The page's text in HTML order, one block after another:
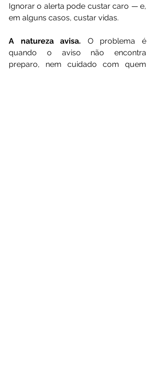
Ignorar o alerta pode custar caro — e,
em alguns casos, custar vidas.
A natureza avisa. O problema é
quando o aviso não encontra
preparo, nem cuidado com quem